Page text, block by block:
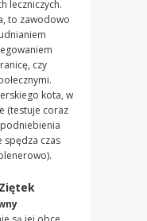
leczniczych.
to zawodowo
czy
kota, w
(testuje coraz
spędza czas